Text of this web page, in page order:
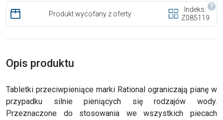
Produkt wycofany z oferty
Indeks:
Z085119
Opis produktu
Tabletki przeciwpieniące marki Rational ograniczają pianę w
przypadku silnie pieniących się rodzajów wody.
Przeznaczone do stosowania we wszystkich piecach